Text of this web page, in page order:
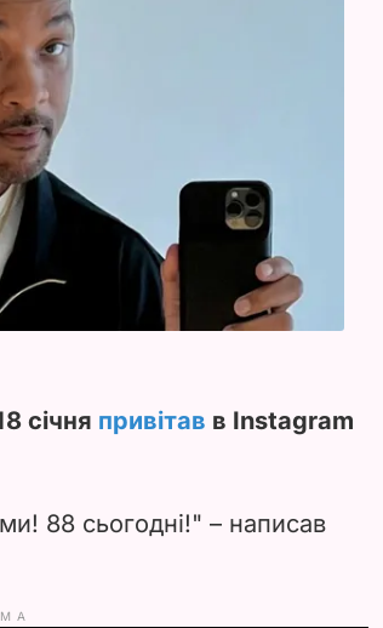
січня привітав в Instagram
88 сьогодні!" – написав